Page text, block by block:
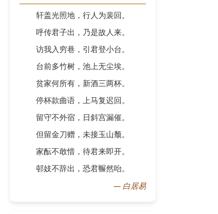
轩盖光照地，行人为裴回。
呼传君子出，乃是故人来。
访我入穷巷，引君登小台。
台前多竹树，池上无尘埃。
贫家何所有，新酒三两杯。
停杯款曲语，上马复迟回。
留守不外宿，日斜宫漏催。
但留金刀赠，未接玉山颓。
家酝不敢惜，待君来即开。
邨妓不辞出，恐君冁然咍。
— 白居易